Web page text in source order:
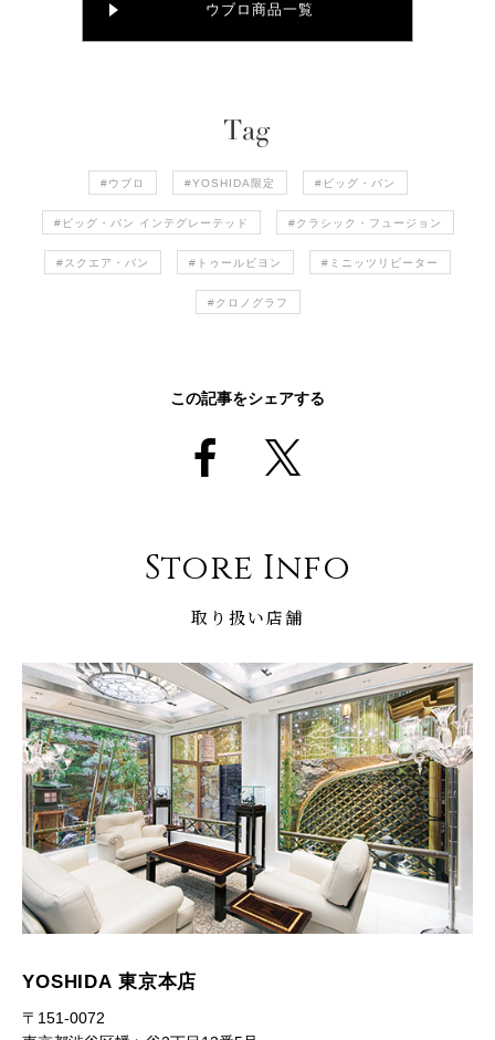
ウブロ商品一覧
#ウブロ #YOSHIDA限定 #ビッグ・バン
#ビッグ・バン インテグレーテッド #クラシック・フュージョン
#スクエア・バン #トゥールビヨン #ミニッツリピーター
#クロノグラフ
この記事をシェアする
Store Info
取り扱い店舗
YOSHIDA 東京本店
〒151-0072